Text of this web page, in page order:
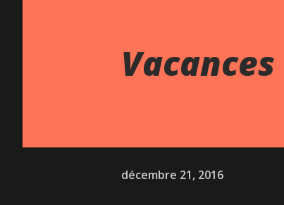
décembre 21, 2016